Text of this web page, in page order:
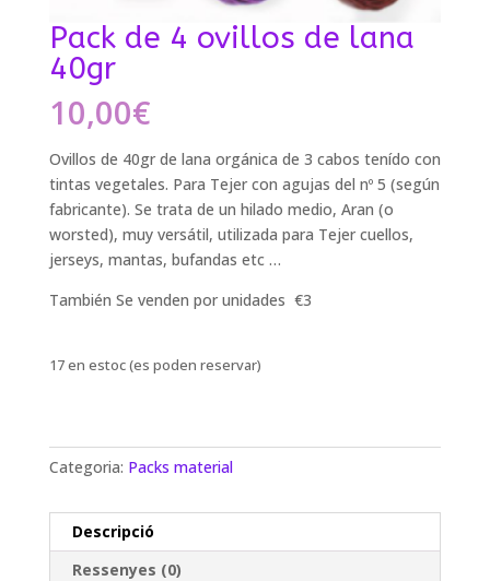
Pack de 4 ovillos de lana
40gr
10,00€
Ovillos de 40gr de lana orgánica de 3 cabos tenído con
tintas vegetales. Para Tejer con agujas del nº 5 (según
fabricante). Se trata de un hilado medio, Aran (o
worsted), muy versátil, utilizada para Tejer cuellos,
jerseys, mantas, bufandas etc …
También Se venden por unidades €3
17 en estoc (es poden reservar)
Categoria: Packs material
Descripció
Ressenyes (0)